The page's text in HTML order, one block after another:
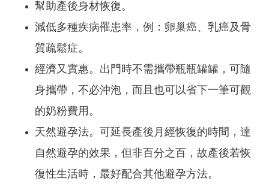
幫助產後身材恢復。
減低多種疾病罹患率，例：卵巢癌、乳癌及骨
質疏鬆症。
經濟又實惠。出門時不需攜帶瓶瓶罐罐，可隨
身攜帶，不必沖泡，而且也可以省下一筆可觀
的奶粉費用。
天然避孕法。可延長產後月經恢復的時間，達
自然避孕的效果，但非百分之百，故產後若恢
復性生活時，最好配合其他避孕方法。